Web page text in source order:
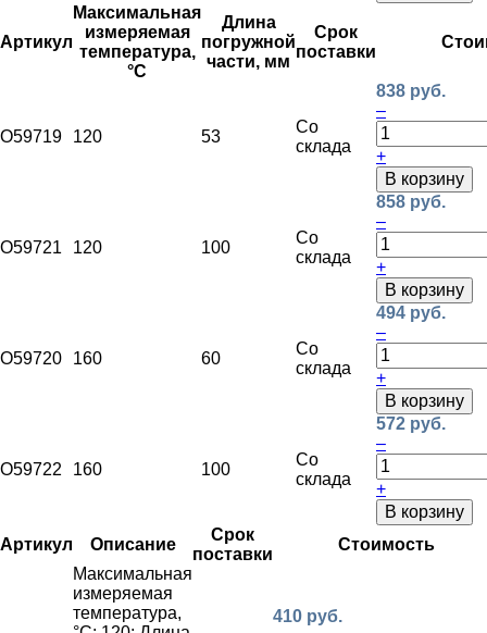
Артикул
Максимальная
измеряемая
температура,
°С
Длина
погружной
части, мм
Срок
поставки
O59719 120 53
Со
склада
838 руб.
–
+
В корзину
O59721 120 100
Со
склада
858 руб.
–
+
В корзину
O59720 160 60
Со
склада
494 руб.
–
+
В корзину
O59722 160 100
Со
склада
572 руб.
–
+
В корзину
Артикул
Описание
Срок
поставки
Стоимость
Максимальная
измеряемая
температура,
410 руб.